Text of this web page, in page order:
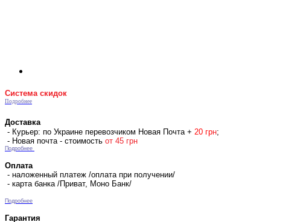
Система скидок
Подробнее
Доставка
- Курьер: по Украине перевозчиком Новая Почта + 20 грн;
- Новая почта - стоимость от 45 грн
Подробнее
Оплата
- наложенный платеж /оплата при получении/
- карта банка /Приват, Моно Банк/
Подробнее
Гарантия